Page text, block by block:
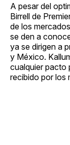
A pesar del
Birrell de
de los
se den a
ya se dirigen a
y México.
cualquier pacto
recibido por los